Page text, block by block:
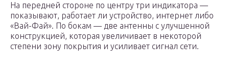
На передней стороне по центру три индикатора —
показывают, работает ли устройство, интернет либо
«Вай-Фай». По бокам — две антенны с улучшенной
конструкцией, которая увеличивает в некоторой
степени зону покрытия и усиливает сигнал сети.